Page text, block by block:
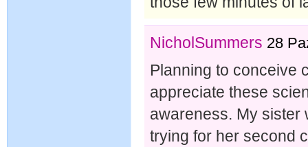
NicholSummers 28
Planning to conceive
appreciate these
awareness. My sister
trying for her second